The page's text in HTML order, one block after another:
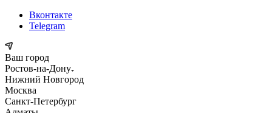
Вконтакте
Telegram
Ваш город
Ростов-на-Дону
Нижний Новгород
Москва
Санкт-Петербург